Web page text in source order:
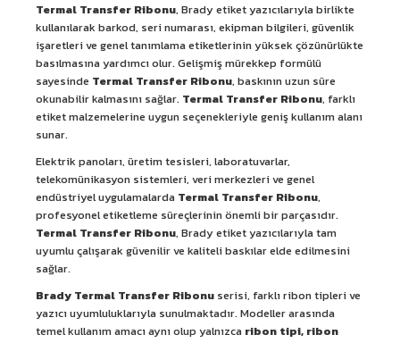
Termal Transfer Ribonu, Brady etiket yazıcılarıyla birlikte
kullanılarak barkod, seri numarası, ekipman bilgileri, güvenlik
işaretleri ve genel tanımlama etiketlerinin yüksek çözünürlükte
basılmasına yardımcı olur. Gelişmiş mürekkep formülü
sayesinde Termal Transfer Ribonu, baskının uzun süre
okunabilir kalmasını sağlar. Termal Transfer Ribonu, farklı
etiket malzemelerine uygun seçenekleriyle geniş kullanım alanı
sunar.
Elektrik panoları, üretim tesisleri, laboratuvarlar,
telekomünikasyon sistemleri, veri merkezleri ve genel
endüstriyel uygulamalarda Termal Transfer Ribonu,
profesyonel etiketleme süreçlerinin önemli bir parçasıdır.
Termal Transfer Ribonu, Brady etiket yazıcılarıyla tam
uyumlu çalışarak güvenilir ve kaliteli baskılar elde edilmesini
sağlar.
Brady Termal Transfer Ribonu serisi, farklı ribon tipleri ve
yazıcı uyumluluklarıyla sunulmaktadır. Modeller arasında
temel kullanım amacı aynı olup yalnızca ribon tipi, ribon